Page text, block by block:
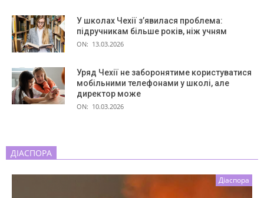
У школах Чехії з’явилася проблема:
підручникам більше років, ніж учням
ON: 13.03.2026
Уряд Чехії не заборонятиме користуватися
мобільними телефонами у школі, але
директор може
ON: 10.03.2026
ДІАСПОРА
Діаспора